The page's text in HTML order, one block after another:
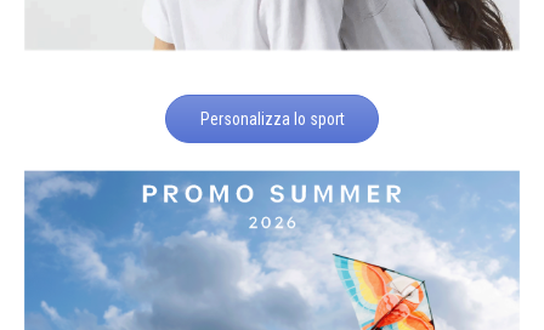
Personalizza lo sport